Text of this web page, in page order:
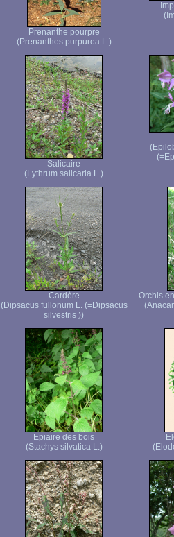
Prenanthe pourpre
(Prenanthes purpurea L.)
Salicaire
(Lythrum salicaria L.)
Cardère
(Dipsacus fullonum L. (=Dipsacus
silvestris ))
Orchis
Epiaire des bois
(Stachys silvatica L.)